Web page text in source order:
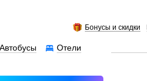
Бонусы и скидки
Отели
Автобусы